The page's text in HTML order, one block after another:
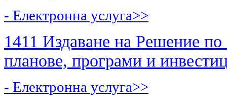
- Електронна услуга>>
1411 Издаване на Решение
планове, програми и
- Електронна услуга>>